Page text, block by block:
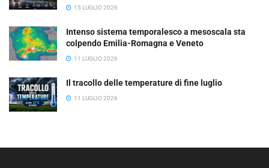
15 LUGLIO 2026
Intenso sistema temporalesco a mesoscala sta
colpendo Emilia-Romagna e Veneto
11 LUGLIO 2026
Il tracollo delle temperature di fine luglio
11 LUGLIO 2026